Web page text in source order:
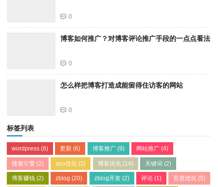
0
博客如何推广？对博客评论推广手段的一点点看法
0
怎么样把博客打造成能留得住访客的网站
0
标签列表
wordpress (8) 更新 (6) 博客推广(9) 网站推广(4)
搜索引擎 (2) seo优化 (2) 博客优化(14) 关键词 (2)
博客赚钱 (2) zblog (20) zblog开发(2) 评论(1) 百度优化 (5)